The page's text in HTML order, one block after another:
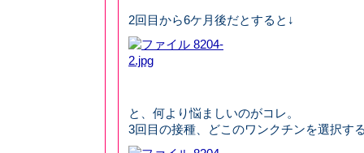
2回目から6ケ月後だとすると↓
と、何より悩ましいのがコレ。
3回目の接種、どこのワンクチンを選択す